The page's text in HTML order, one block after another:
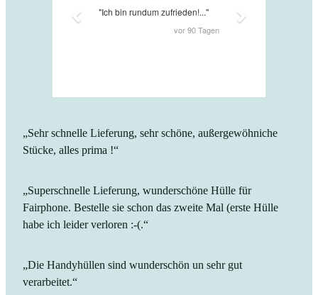
„Sehr schnelle Lieferung, sehr schöne, außergewöhniche
Stücke, alles prima !“
„Superschnelle Lieferung, wunderschöne Hülle für
Fairphone. Bestelle sie schon das zweite Mal (erste Hülle
habe ich leider verloren :-(.“
„Die Handyhüllen sind wunderschön un sehr gut
verarbeitet.“